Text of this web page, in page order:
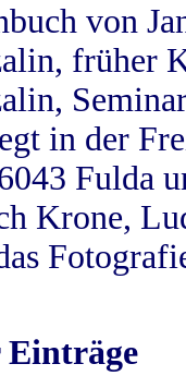
von
früher
in der
Fulda
Krone,
Einträge